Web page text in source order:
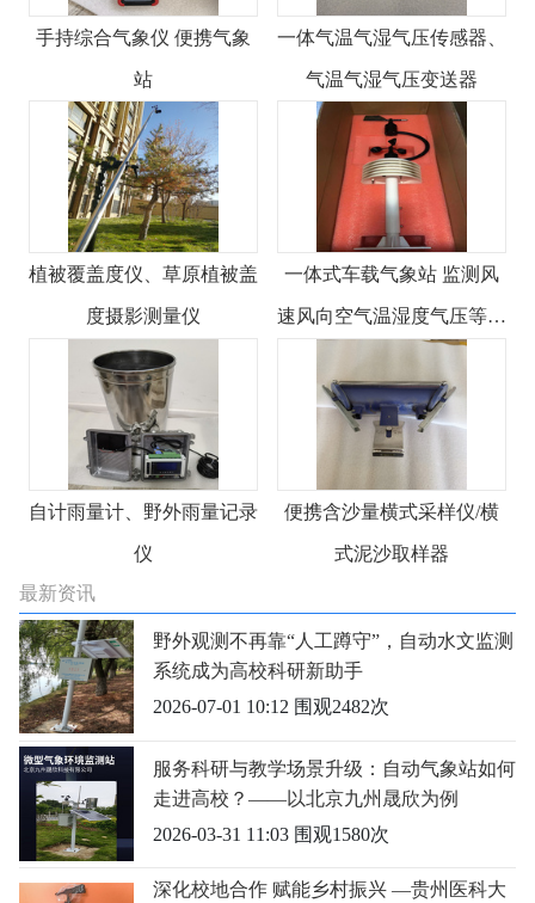
手持综合气象仪 便携气象
站
一体气温气湿气压传感器、
气温气湿气压变送器
植被覆盖度仪、草原植被盖
度摄影测量仪
一体式车载气象站 监测风
速风向空气温湿度气压等参
自计雨量计、野外雨量记录
仪
便携含沙量横式采样仪/横
式泥沙取样器
最新资讯
野外观测不再靠“人工蹲守”，自动水文监测
系统成为高校科研新助手
2026-07-01 10:12 围观2482次
服务科研与教学场景升级：自动气象站如何
走进高校？——以北京九州晟欣为例
2026-03-31 11:03 围观1580次
深化校地合作 赋能乡村振兴 —贵州医科大